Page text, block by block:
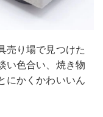
売り場で見つけた
い色合い、焼き物
にかくかわいいん